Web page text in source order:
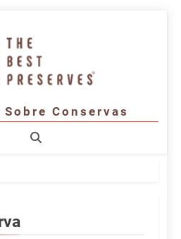
Conservas